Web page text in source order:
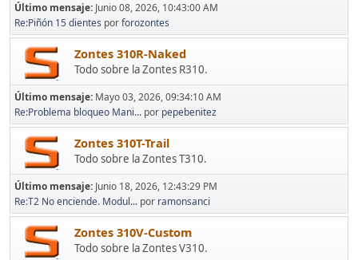
Último mensaje: Junio 08, 2026, 10:43:00 AM
Re:Piñón 15 dientes porforozontes
Zontes 310R-Naked
Todo sobre la Zontes R310.
Último mensaje: Mayo 03, 2026, 09:34:10 AM
Re:Problema bloqueo Mani... por pepebenitez
Zontes 310T-Trail
Todo sobre la Zontes T310.
Último mensaje: Junio 18, 2026, 12:43:29 PM
Re:T2 No enciende. Modul... por ramonsanci
Zontes 310V-Custom
Todo sobre la Zontes V310.